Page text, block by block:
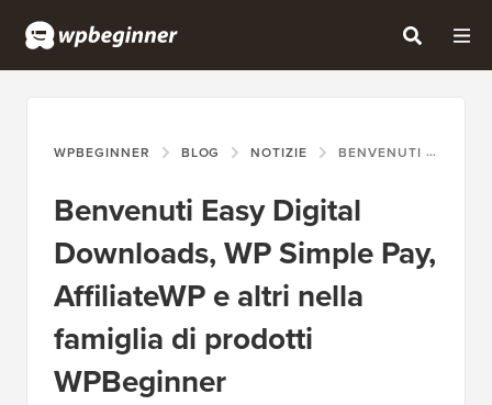
WPBEGINNER BLOG NOTIZIE BENVENUTI EASY DIGITAL DOWNLOADS, WP SIMPLE PAY, AFFILIATEWP E ALTRI NELLA FAMIGLIA DI PRODOTTI WPBEGINNER
Benvenuti Easy Digital
Downloads, WP Simple Pay,
AffiliateWP e altri nella
famiglia di prodotti
WPBeginner